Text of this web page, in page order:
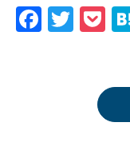
F T
er
P
k
et